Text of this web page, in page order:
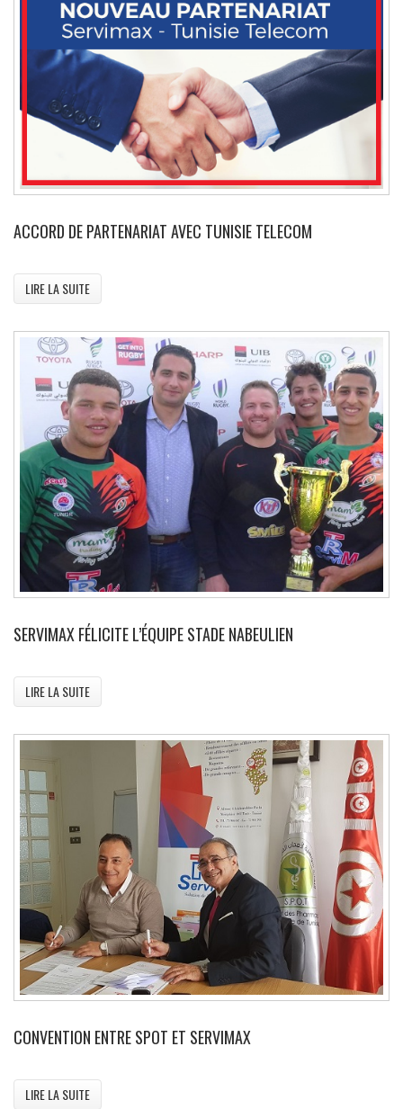
ACCORD DE PARTENARIAT AVEC TUNISIE TELECOM
LIRE LA SUITE
SERVIMAX FÉLICITE L’ÉQUIPE STADE NABEULIEN
LIRE LA SUITE
CONVENTION ENTRE SPOT ET SERVIMAX
LIRE LA SUITE